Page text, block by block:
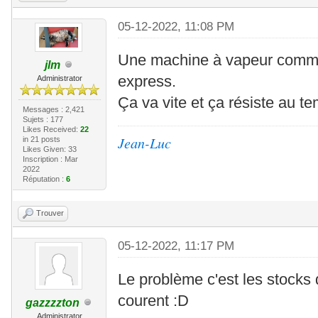
jlm
Administrator
Messages : 2,421
Sujets : 177
Likes Received: 22
in 21 posts
Likes Given: 33
Inscription : Mar
2022
Réputation : 6
05-12-2022, 11:08 PM
Une machine à vapeur
express.
Ça va vite et ça résiste au
Jean-Luc
Trouver
gazzzzton
Administrator
05-12-2022, 11:17 PM
Le problème c'est les
courent :D